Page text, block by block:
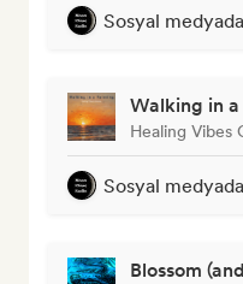
Sosyal medyada
Walking in
Healing Vibes
Sosyal medyada
Blossom